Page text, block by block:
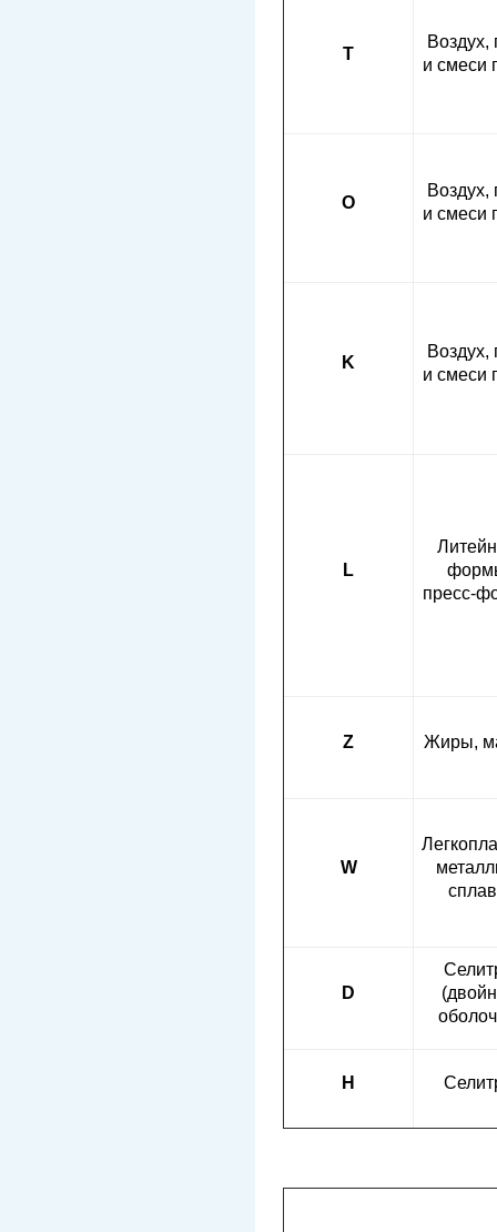
T
Воздух,
и смеси
O
Воздух,
и смеси
K
Воздух,
и смеси
L
пресс-
Z Жиры,
W
D
Н